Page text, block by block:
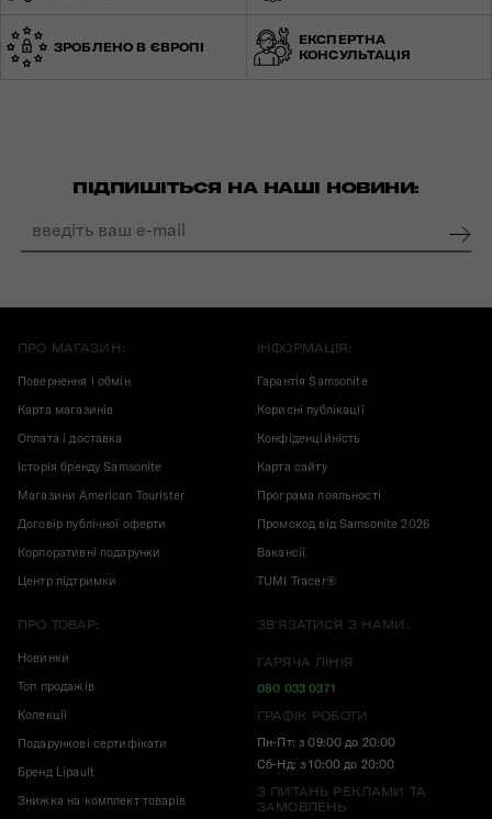
ЗРОБЛЕНО В ЄВРОПІ
ЕКСПЕРТНА
КОНСУЛЬТАЦІЯ
ПІДПИШІТЬСЯ НА НАШІ НОВИНИ:
ПРО МАГАЗИН:
Повернення і обмін
Карта магазинів
Оплата і доставка
Історія бренду Samsonite
Магазини American Tourister
Договір публічної оферти
Корпоративні подарунки
Центр підтримки
ІНФОРМАЦІЯ:
Гарантія Samsonite
Корисні публікації
Конфіденційність
Карта сайту
Програма лояльності
Промокод від Samsonite 2026
Вакансії
TUMI Tracer®
ПРО ТОВАР:
Новинки
Топ продажів
Колекції
Подарункові сертифікати
Бренд Lipault
Знижка на комплект товарів
ЗВ'ЯЗАТИСЯ З НАМИ:
ГАРЯЧА ЛІНІЯ
080 033 0371
ГРАФІК РОБОТИ
Пн-Пт: з 09:00 до 20:00
Сб-Нд: з 10:00 до 20:00
З ПИТАНЬ РЕКЛАМИ ТА
ЗАМОВЛЕНЬ